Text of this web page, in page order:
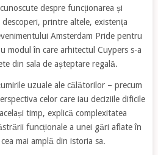
despre funcționarea și
printre altele, existența
Amsterdam Pride pentru
modul în care arhitectul Cuypers s-a
din sala de așteptare regală.
uzuale ale călătorilor – precum
celor care iau deciziile dificile
timp, explică complexitatea
funcționale a unei gări aflate în
mai amplă din istoria sa.